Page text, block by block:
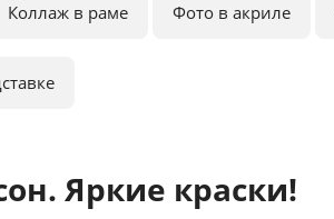
Коллаж в раме Фото в акриле
Яркие краски!